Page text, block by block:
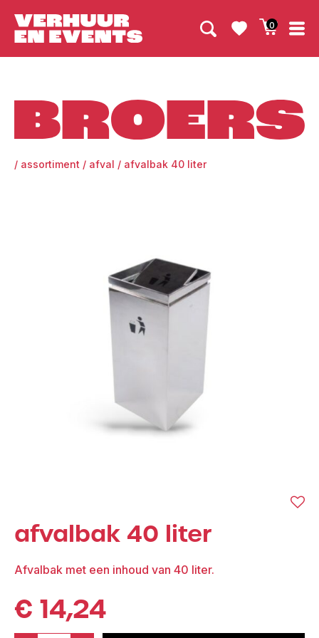
0
/ assortiment / afval / afvalbak 40 liter
afvalbak 40 liter
Afvalbak met een inhoud van 40 liter.
€ 14,24